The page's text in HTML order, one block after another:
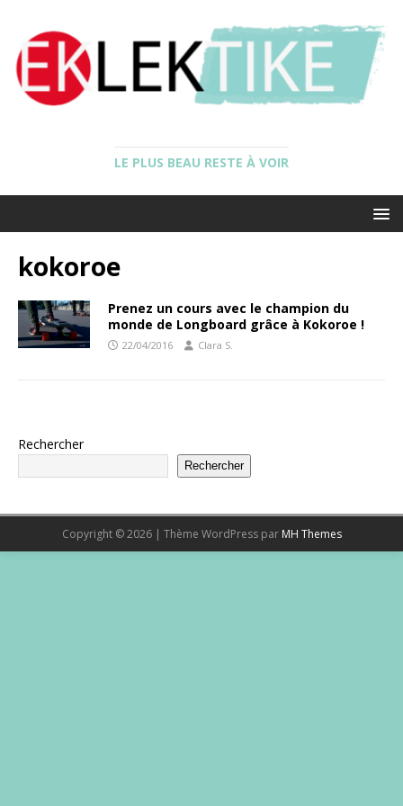
LE PLUS BEAU RESTE À VOIR
kokoroe
Prenez un cours avec le champion du
monde de Longboard grâce à Kokoroe !
22/04/2016 Clara S.
Rechercher
Rechercher
Copyright © 2026 | Thème WordPress par MH Themes